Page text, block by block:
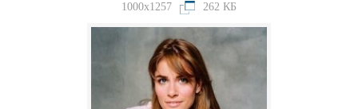
1000x1257 262 КБ